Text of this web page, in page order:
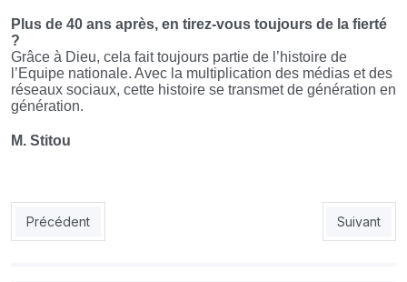
Plus de 40 ans après, en tirez-vous toujours de la fierté
?
Grâce à Dieu, cela fait toujours partie de l’histoire de
l’Equipe nationale. Avec la multiplication des médias et des
réseaux sociaux, cette histoire se transmet de génération en
génération.
M. Stitou
Article précédent : Raoul Savoy : « Avec Petkovic, l’Algérie
Précédent Article
Suivant